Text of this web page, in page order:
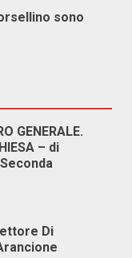
sono
GENERALE.
– di
Di